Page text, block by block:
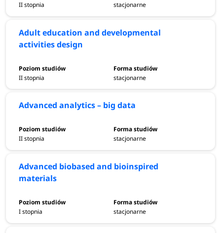
II stopnia stacjonarne
Adult education and developmental
activities design
II stopnia stacjonarne
Advanced analytics – big data
II stopnia stacjonarne
Advanced biobased and bioinspired
materials
I stopnia stacjonarne